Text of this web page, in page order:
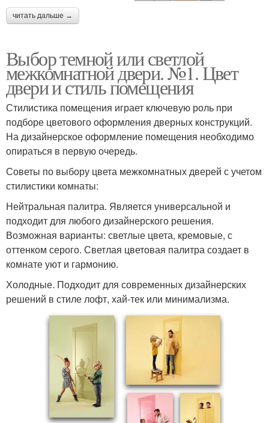
читать дальше →
Выбор темной или светлой
межкомнатной двери. №1. Цвет
двери и стиль помещения
Стилистика помещения играет ключевую роль при
подборе цветового оформления дверных конструкций.
На дизайнерское оформление помещения необходимо
опираться в первую очередь.
Советы по выбору цвета межкомнатных дверей с учетом
стилистики комнаты:
Нейтральная палитра. Является универсальной и
подходит для любого дизайнерского решения.
Возможная варианты: светлые цвета, кремовые, с
оттенком серого. Светлая цветовая палитра создает в
комнате уют и гармонию.
Холодные. Подходит для современных дизайнерских
решений в стиле лофт, хай-тек или минимализма.